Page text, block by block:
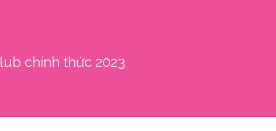
chính thức 2023